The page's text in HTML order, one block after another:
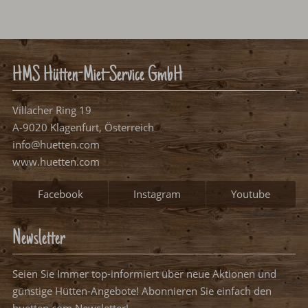
HMS Hütten-Miet-Service GmbH
Villacher Ring 19
A-9020 Klagenfurt, Österreich
info@huetten.com
www.huetten.com
Facebook Instagram Youtube
Newsletter
Seien Sie Immer top-informiert über neue Aktionen und
günstige Hütten-Angebote! Abonnieren Sie einfach den